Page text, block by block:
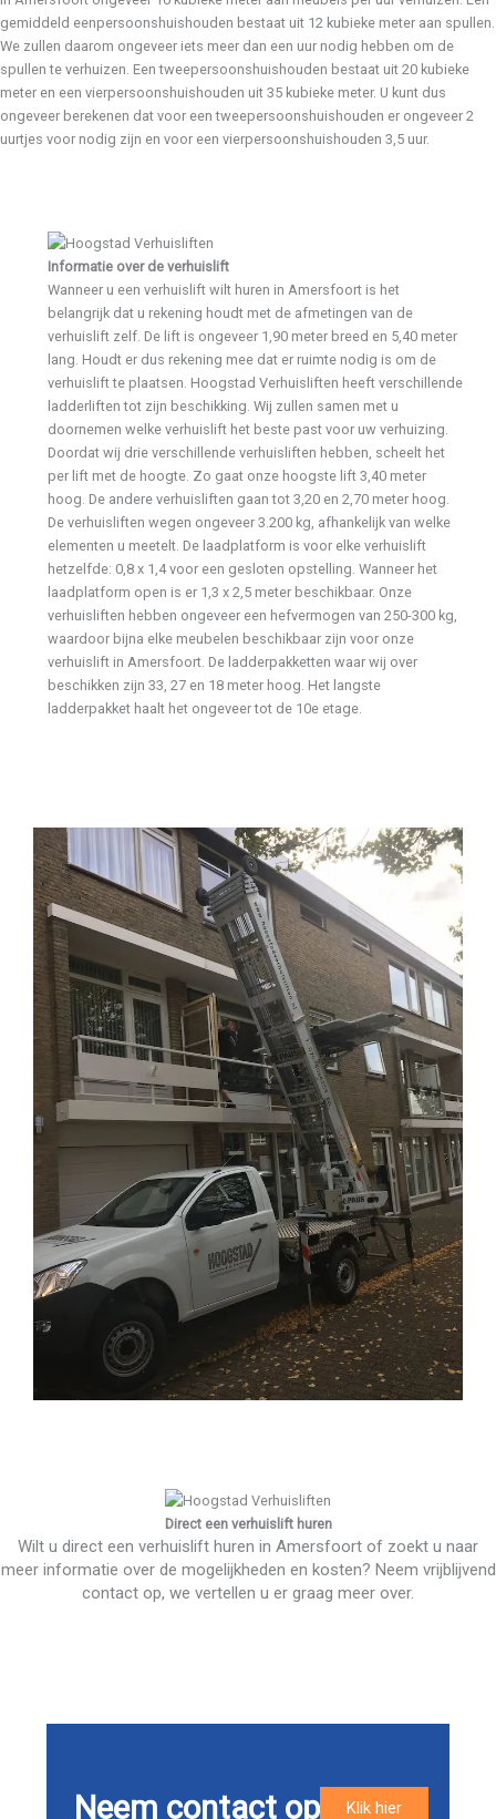
gemiddeld eenpersoonshuishouden bestaat uit 12 kubieke meter aan spullen.
We zullen daarom ongeveer iets meer dan een uur nodig hebben om de
spullen te verhuizen. Een tweepersoonshuishouden bestaat uit 20 kubieke
meter en een vierpersoonshuishouden uit 35 kubieke meter. U kunt dus
ongeveer berekenen dat voor een tweepersoonshuishouden er ongeveer 2
uurtjes voor nodig zijn en voor een vierpersoonshuishouden 3,5 uur.
Informatie over de verhuislift
Wanneer u een verhuislift wilt huren in Amersfoort is het
belangrijk dat u rekening houdt met de afmetingen van de
verhuislift zelf. De lift is ongeveer 1,90 meter breed en 5,40 meter
lang. Houdt er dus rekening mee dat er ruimte nodig is om de
verhuislift te plaatsen. Hoogstad Verhuisliften heeft verschillende
ladderliften tot zijn beschikking. Wij zullen samen met u
doornemen welke verhuislift het beste past voor uw verhuizing.
Doordat wij drie verschillende verhuisliften hebben, scheelt het
per lift met de hoogte. Zo gaat onze hoogste lift 3,40 meter
hoog. De andere verhuisliften gaan tot 3,20 en 2,70 meter hoog.
De verhuisliften wegen ongeveer 3.200 kg, afhankelijk van welke
elementen u meetelt. De laadplatform is voor elke verhuislift
hetzelfde: 0,8 x 1,4 voor een gesloten opstelling. Wanneer het
laadplatform open is er 1,3 x 2,5 meter beschikbaar. Onze
verhuisliften hebben ongeveer een hefvermogen van 250-300 kg,
waardoor bijna elke meubelen beschikbaar zijn voor onze
verhuislift in Amersfoort. De ladderpakketten waar wij over
beschikken zijn 33, 27 en 18 meter hoog. Het langste
ladderpakket haalt het ongeveer tot de 10e etage.
Direct een verhuislift huren
Wilt u direct een verhuislift huren in Amersfoort of zoekt u naar
meer informatie over de mogelijkheden en kosten? Neem vrijblijvend
contact op, we vertellen u er graag meer over.
Neem contact op Klik hier